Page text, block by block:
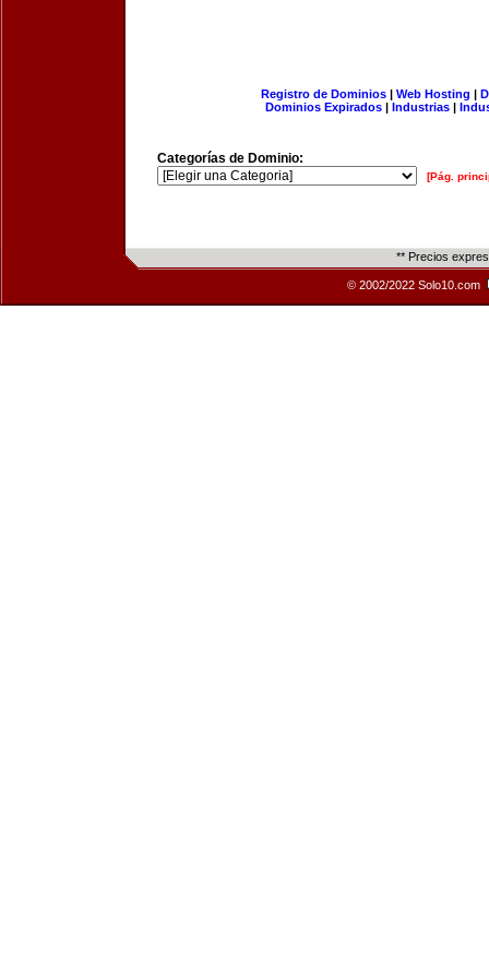
Registro de Dominios| Web Hosting |
Dominios Expirados | Industrias |
Categorías de Dominio:
[Pág.
** Precios
© 2002/2022 Solo10.com